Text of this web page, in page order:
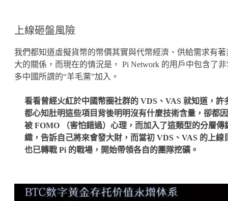
上線砸盤風險
我們都知道虛擬貨幣的幣價其實與代幣經濟、供給需求有著
大的關係，而現在的情況是， Pi Network 的用戶中包含了
多中國所謂的“羊毛黨”加入。
看看曾經火紅於中國幣圈社群的 VDS、VAS 就知道，許
都心知肚明這些項目背後明明沒有什麼技術含量，卻都
被 FOMO （害怕錯過）心理，而加入了這類型的分層傳
織，告訴自己將來會發大財，而當初 VDS、VAS 的上線
也已轉戰 Pi 的戰場，開始帶領各自的團隊挖礦。